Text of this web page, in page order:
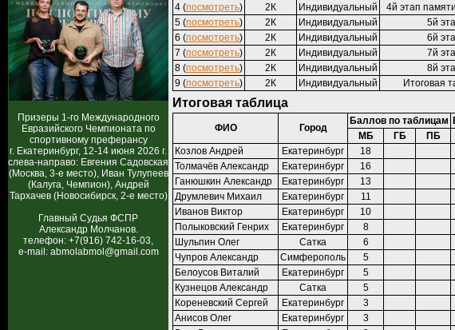
Призеры 1-го Международного
Евразийского Чемпионата по
спортивному преферансу
г. Екатеринбург, 12-14 июня 2026 г.
слева-направо: Евгения Садовская
(Москва, 3-е место), Иван Тулупеев
(Калуга, Чемпион), Андрей
Тархачев (Новосибирск, 2-е место)
Главный Судья ФСПР
Александр Молчанов.
телефон: +7(916) 742-16-03,
e-mail: abmolabmol@gmail.com
4 (посмотреть) 2К Индивидуальный
4й этап
5 (посмотреть) 2К Индивидуальный
5й
6 (посмотреть) 2К Индивидуальный
6й
7 (посмотреть) 2К Индивидуальный
7й
8 (посмотреть) 2К Индивидуальный
8й
9 (посмотреть) 2К Индивидуальный Итоговая
Итоговая таблица
ФИО Город
Баллов по таблицам
МБ
ГБ ПБ
Козлов Андрей
Екатеринбург 18
Толмачёв Александр
Екатеринбург 16
Ганюшкин Александр
Екатеринбург 13
Друмлевич Михаил
Екатеринбург 11
Иванов Виктор
Екатеринбург 10
Полыковский Генрих
Екатеринбург 8
Шульпин Олег
Сатка 6
Чупров Александр
Симферополь 5
Белоусов Виталий
Екатеринбург 5
Кузнецов Александр
Сатка 5
Кореневский Сергей
Екатеринбург 3
Анисов Олег
Екатеринбург 3